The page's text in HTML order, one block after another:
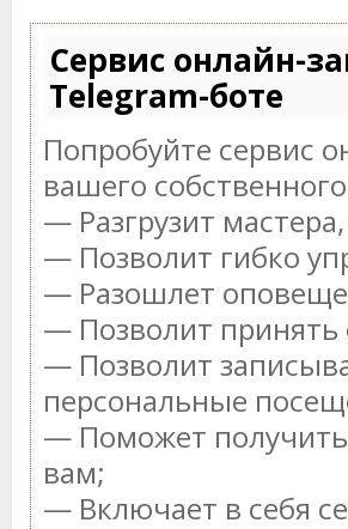
Сервис онлайн-
Telegram-боте
Попробуйте сервис
вашего
— Разгрузит
— Позволит гибко
— Разошлет
— Позволит принять
— Позволит
персональные
— Поможет получить
вам;
— Включает в себя